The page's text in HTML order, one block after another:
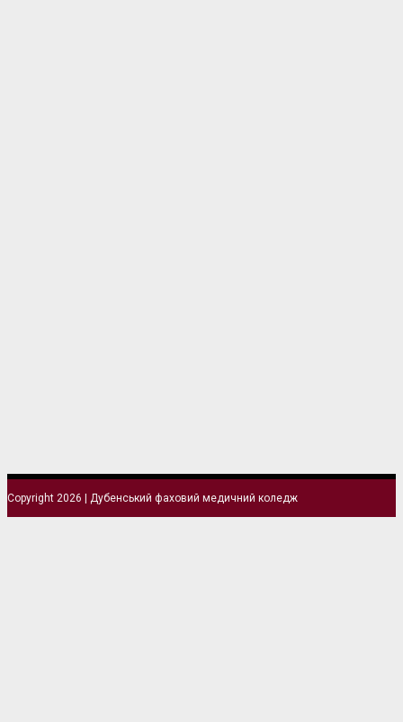
Copyright 2026 | Дубенський фаховий медичний коледж